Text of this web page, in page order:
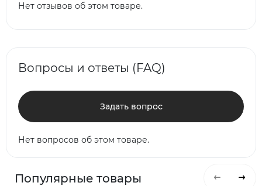
Нет отзывов об этом товаре.
Вопросы и ответы (FAQ)
Задать вопрос
Нет вопросов об этом товаре.
Популярные товары